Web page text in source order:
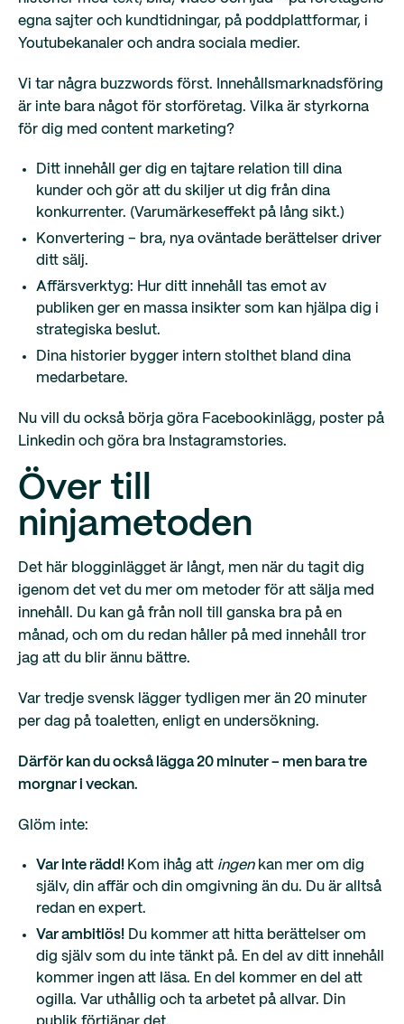
egna sajter och kundtidningar, på poddplattformar, i
Youtubekanaler och andra sociala medier.
Vi tar några buzzwords först. Innehållsmarknadsföring
är inte bara något för storföretag. Vilka är styrkorna
för dig med content marketing?
Ditt innehåll ger dig en tajtare relation till dina
kunder och gör att du skiljer ut dig från dina
konkurrenter. (Varumärkeseffekt på lång sikt.)
Konvertering – bra, nya oväntade berättelser driver
ditt sälj.
Affärsverktyg: Hur ditt innehåll tas emot av
publiken ger en massa insikter som kan hjälpa dig i
strategiska beslut.
Dina historier bygger intern stolthet bland dina
medarbetare.
Nu vill du också börja göra Facebookinlägg, poster på
Linkedin och göra bra Instagramstories.
Över till
ninjametoden
Det här blogginlägget är långt, men när du tagit dig
igenom det vet du mer om metoder för att sälja med
innehåll. Du kan gå från noll till ganska bra på en
månad, och om du redan håller på med innehåll tror
jag att du blir ännu bättre.
Var tredje svensk lägger tydligen mer än 20 minuter
per dag på toaletten, enligt en undersökning.
Därför kan du också lägga 20 minuter – men bara tre
morgnar i veckan.
Glöm inte:
Var inte rädd! Kom ihåg att ingen kan mer om dig
själv, din affär och din omgivning än du. Du är alltså
redan en expert.
Var ambitiös! Du kommer att hitta berättelser om
dig själv som du inte tänkt på. En del av ditt innehåll
kommer ingen att läsa. En del kommer en del att
ogilla. Var uthållig och ta arbetet på allvar. Din